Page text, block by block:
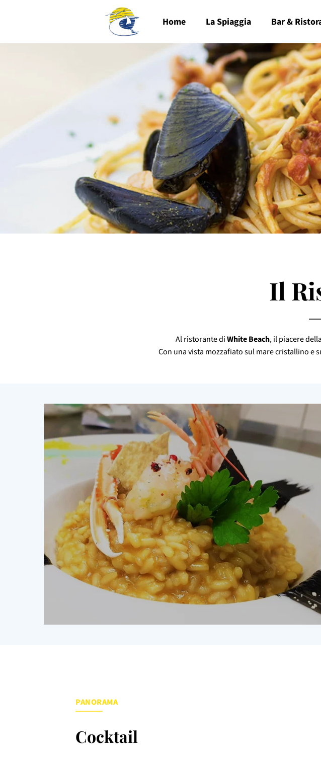
Home La Spiaggia Bar &
Il
Al ristorante diWhite Beach, il piacere
Con una vista mozzafiato sul mare cristallino e
PANORAMA
Cocktail